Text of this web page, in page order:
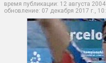
время публикации: 12 августа
обновление: 07 декабря 2017 г.,